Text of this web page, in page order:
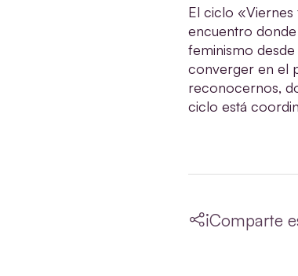
El ciclo «Viernes
encuentro
feminismo desde
converger en el
reconocernos,
ciclo está
¡Comparte